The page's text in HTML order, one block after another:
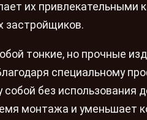
их
застройщиков.
тонкие, но прочные
специальному
без использования
монтажа и уменьшает